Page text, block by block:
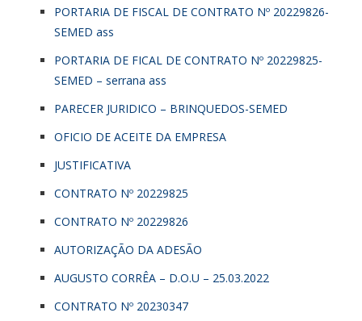
PORTARIA DE FISCAL DE CONTRATO Nº 20229826-
SEMED ass
PORTARIA DE FICAL DE CONTRATO Nº 20229825-
SEMED – serrana ass
PARECER JURIDICO – BRINQUEDOS-SEMED
OFICIO DE ACEITE DA EMPRESA
JUSTIFICATIVA
CONTRATO Nº 20229825
CONTRATO Nº 20229826
AUTORIZAÇÃO DA ADESÃO
AUGUSTO CORRÊA – D.O.U – 25.03.2022
CONTRATO Nº 20230347